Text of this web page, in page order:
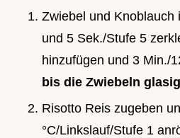
Zwiebel und Knoblauch
und 5 Sek./Stufe 5
hinzufügen und 3 Min./
bis die Zwiebeln
Risotto Reis zugeben
°C/Linkslauf/Stufe 1